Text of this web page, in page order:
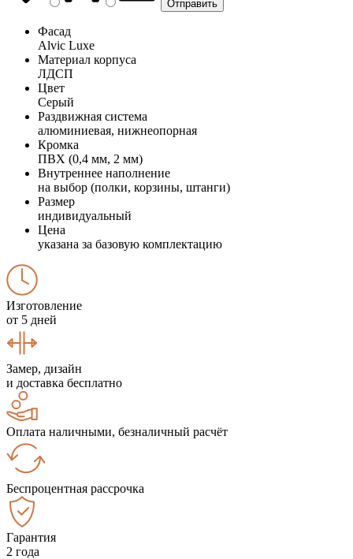
Фасад
Alvic Luxe
Материал корпуса
ЛДСП
Цвет
Серый
Раздвижная система
алюминиевая, нижнеопорная
Кромка
ПВХ (0,4 мм, 2 мм)
Внутреннее наполнение
на выбор (полки, корзины, штанги)
Размер
индивидуальный
Цена
указана за базовую комплектацию
Изготовление
от 5 дней
Замер, дизайн
и доставка бесплатно
Оплата наличными, безналичный расчёт
Беспроцентная рассрочка
Гарантия
2 года